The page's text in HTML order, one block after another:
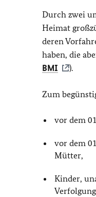
Durch zwei
Heimat
deren
haben, die
BMI
).
Zum
vor dem
vor dem
Mütter,
Kinder,